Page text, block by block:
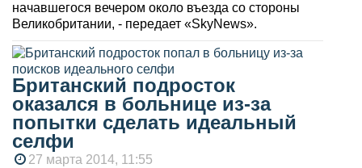
начавшегося вечером около въезда со стороны
Великобритании, - передает «SkyNews».
Британский подросток
оказался в больнице из-за
попытки сделать идеальный
селфи
27 марта 2014, 11:55